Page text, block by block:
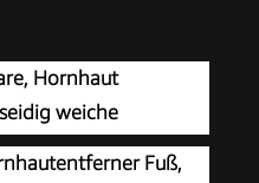
Hornhaut
weiche
Hornhautentferner
Fuß,